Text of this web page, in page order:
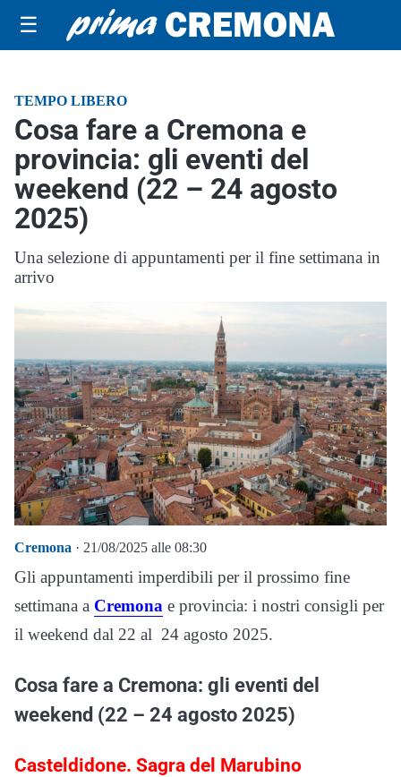
☰
TEMPO LIBERO
Cosa fare a Cremona e
provincia: gli eventi del
weekend (22 – 24 agosto
2025)
Una selezione di appuntamenti per il fine settimana in
arrivo
Cremona · 21/08/2025 alle 08:30
Gli appuntamenti imperdibili per il prossimo fine
settimana a Cremona e provincia: i nostri consigli per
il weekend dal 22 al 24 agosto 2025.
Cosa fare a Cremona: gli eventi del
weekend (22 – 24 agosto 2025)
Casteldidone. Sagra del Marubino